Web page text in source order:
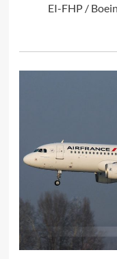
EI-FHP /